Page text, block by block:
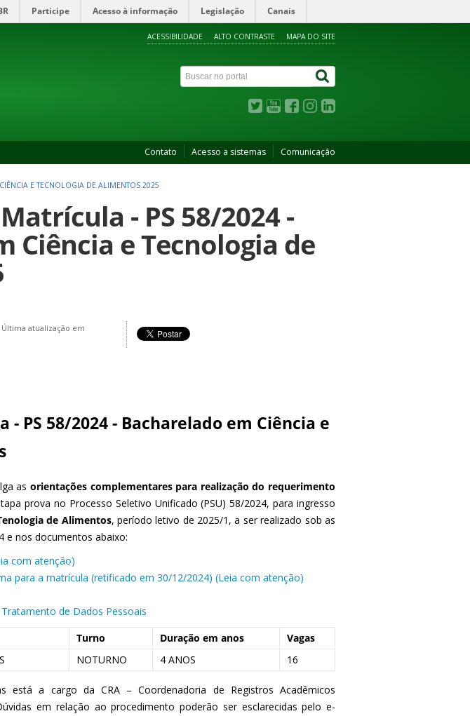
Participe Acesso à informação Legislação Canais
ACESSIBILIDADE ALTO CONTRASTE MAPA DO SITE
Contato Acesso a sistemas Comunicação
E TECNOLOGIA DE ALIMENTOS 2025
- PS 58/2024 -
Ciência e Tecnologia de
Última atualização em
PS 58/2024 - Bacharelado em Ciência e
as orientações complementares para realização do requerimento
prova no Processo Seletivo Unificado (PSU) 58/2024, para ingresso
de Alimentos, período letivo de 2025/1, a ser realizado sob as
e nos documentos abaixo:
com atenção)
para a matrícula (retificado em 30/12/2024) (Leia com atenção)
de Dados Pessoais
Turno Duração em anos
Vagas
NOTURNO 4 ANOS 16
está a cargo da CRA – Coordenadoria de Registros Acadêmicos
em relação ao procedimento poderão ser esclarecidas pelo e-